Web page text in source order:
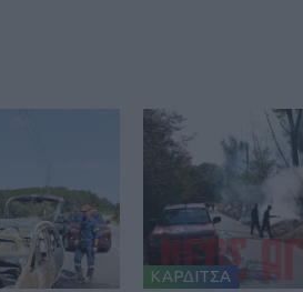
ΚΑΡΔΙΤΣΑ